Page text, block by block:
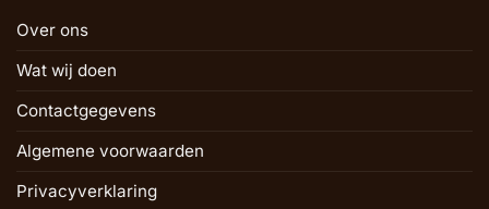
Over ons
Wat wij doen
Contactgegevens
Algemene voorwaarden
Privacyverklaring